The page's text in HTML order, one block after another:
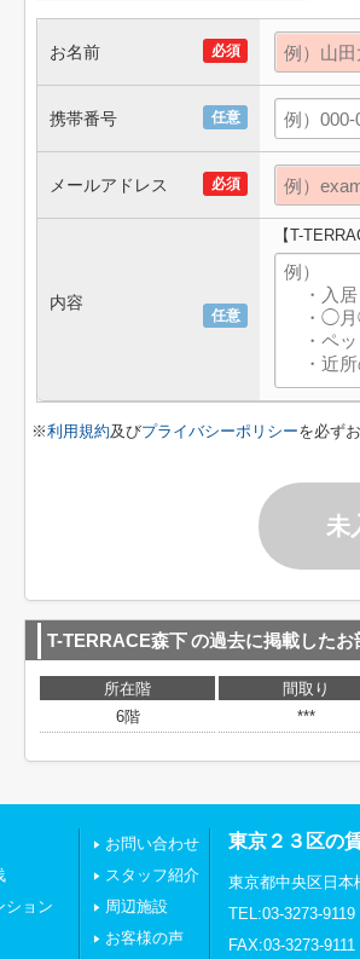
必須
お名前
任意
携帯番号
必須
メールアドレス
任意
内容
【T-
※利用規約及びプライバシーポリシーを必ず
未
T-TERRACE森下の過去に掲載したお
所在階 間取り
6階
***
ション
お問い合わせ
スタッフ紹介
周辺施設
お客様の声
東京２３区の
東京都中央区日本
TEL:03-3273-9119
FAX:03-3273-9111